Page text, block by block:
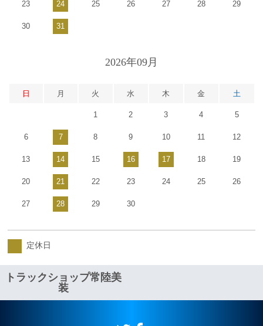
23 24 25 26 27 28 29
30 31
2026年09月
日 月 火 水 木 金 土
1 2 3 4 5
6 7 8 9 10 11 12
13 14 15 16 17 18 19
20 21 22 23 24 25 26
27 28 29 30
定休日
トラックショップ常陸美
装